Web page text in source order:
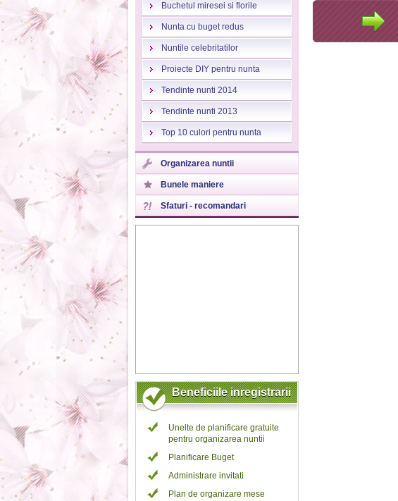
Buchetul miresei si florile
Nunta cu buget redus
Nuntile celebritatilor
Proiecte DIY pentru nunta
Tendinte nunti 2014
Tendinte nunti 2013
Top 10 culori pentru nunta
Organizarea nuntii
Bunele maniere
Sfaturi - recomandari
Beneficiile inregistrarii
Unelte de planificare gratuite
pentru organizarea nuntii
Planificare Buget
Administrare invitati
Plan de organizare mese